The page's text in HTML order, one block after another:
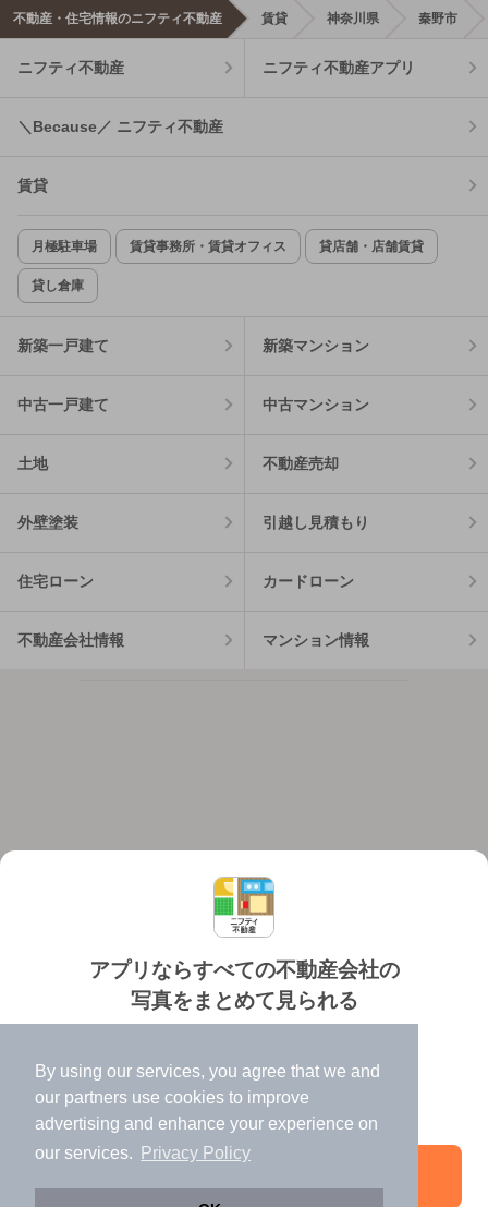
By using our services, you agree that we and
our partners use cookies to improve
advertising and enhance your experience on
our services.
Privacy Policy
アプリならすべての不動産会社の
写真をまとめて見られる
✔️
高速表示で似た物件も見つけやすい
✔️
便利な通知機能も充実
不動産・住宅情報のニフティ不動産 賃貸 神奈川県 秦野市
ニフティ不動産 ニフティ不動産アプリ
＼Because／ ニフティ不動産
賃貸
月極駐車場 賃貸事務所・賃貸オフィス 貸店舗・店舗賃貸
貸し倉庫
新築一戸建て 新築マンション
中古一戸建て 中古マンション
土地 不動産売却
外壁塗装 引越し見積もり
住宅ローン カードローン
不動産会社情報 マンション情報
個人情報保護ポリシー 利用規約
©NIFTY Lifestyle Co., Ltd.